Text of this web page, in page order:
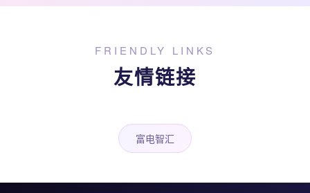
FRIENDLY LINKS
友情链接
富电智汇